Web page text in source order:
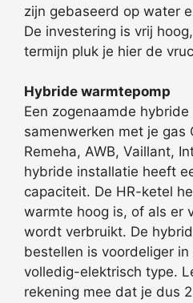
zijn gebaseerd op water
De investering is vrij
termijn pluk je hier de
Hybride warmtepomp
Een zogenaamde
samenwerken met je gas
Remeha, AWB, Vaillant,
hybride installatie heeft
capaciteit. De HR-ketel
warmte hoog is, of als er
wordt verbruikt. De
bestellen is voordeliger
volledig-elektrisch type.
rekening mee dat je dus